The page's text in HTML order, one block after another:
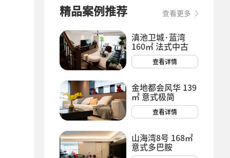
精品案例推荐 查看更多
滇池卫城·蓝湾
160㎡ 法式中古
查看详情
金地都会风华 139
㎡ 意式极简
查看详情
山海湾8号 168㎡
意式多巴胺